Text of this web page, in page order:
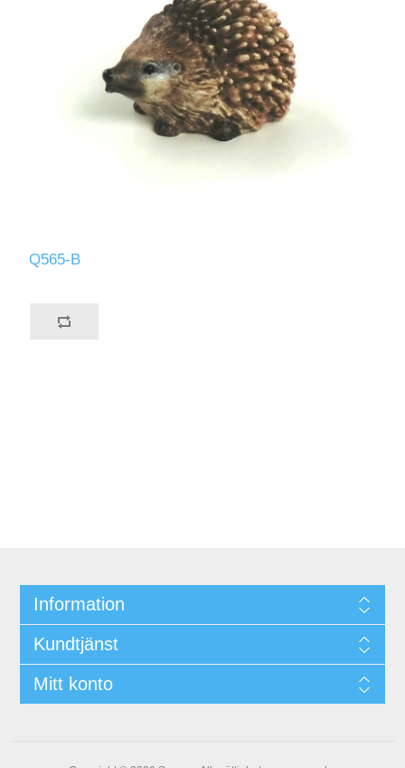
Q565-B
Information
Kundtjänst
Mitt konto